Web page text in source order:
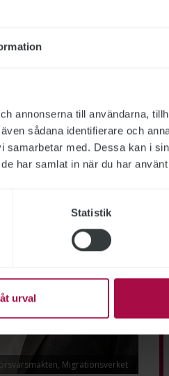
annonserna till användarna,
sådana identifierare och
med. Dessa kan i
har samlat in när du har
Statistik
urval
Migrationsverket